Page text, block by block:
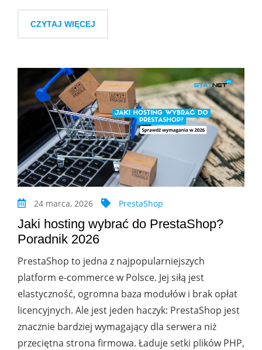
CZYTAJ WIĘCEJ
24 marca, 2026 PrestaShop
Jaki hosting wybrać do PrestaShop?
Poradnik 2026
PrestaShop to jedna z najpopularniejszych
platform e-commerce w Polsce. Jej siłą jest
elastyczność, ogromna baza modułów i brak opłat
licencyjnych. Ale jest jeden haczyk: PrestaShop jest
znacznie bardziej wymagający dla serwera niż
przeciętna strona firmowa. Ładuje setki plików PHP,